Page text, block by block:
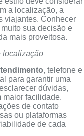
a localização, a
viajantes. Conhecer
sua decisão e
mais proveitosa.
localização
, telefone e
para garantir uma
dúvidas,
maior facilidade.
de contato
ou plataformas
de cada